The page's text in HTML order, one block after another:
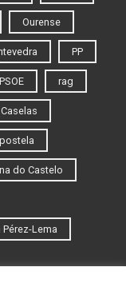
Ourense
PP
rag
do Castelo
Lema